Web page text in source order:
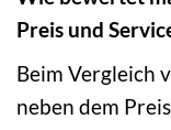
Preis und
Beim Vergleich
neben dem